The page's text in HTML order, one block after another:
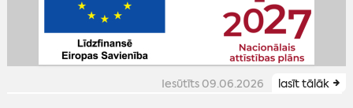
Iesūtīts 09.06.2026 lasīt tālāk